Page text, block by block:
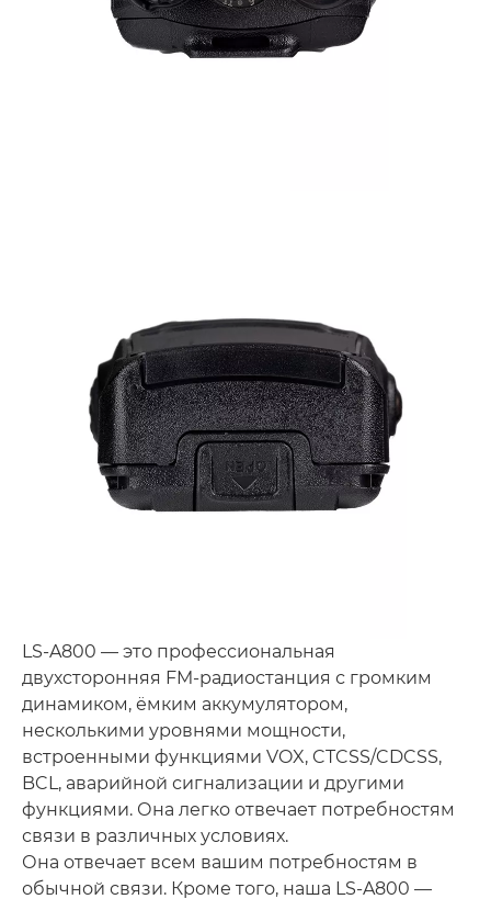
LS-A800 — это профессиональная
двухсторонняя FM-радиостанция с громким
динамиком, ёмким аккумулятором,
несколькими уровнями мощности,
встроенными функциями VOX, CTCSS/CDCSS,
BCL, аварийной сигнализации и другими
функциями. Она легко отвечает потребностям
связи в различных условиях.
Она отвечает всем вашим потребностям в
обычной связи. Кроме того, наша LS-A800 —